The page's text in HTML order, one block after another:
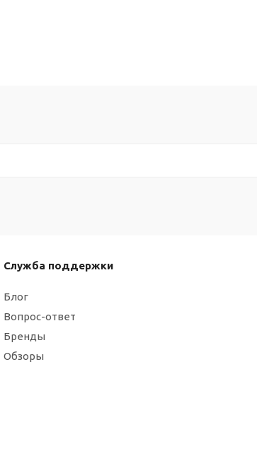
Служба поддержки
Блог
Вопрос-ответ
Бренды
Обзоры